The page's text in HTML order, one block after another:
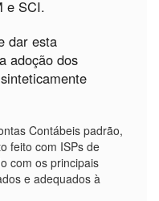
e SCI.
dar esta
adoção dos
Contábeis padrão,
feito com ISPs de
com os principais
e adequados à